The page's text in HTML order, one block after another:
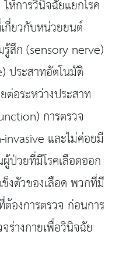
การวินิจฉัยแยกโรค
กี่ยวกับหน่วยยนต์
สึก (sensory nerve)
ประสาทอัตโนมัติ
อระหว่างประสาท
การตรวจ
และไม่ค่อยมี
ป่วยที่มีโรคเลือดออก
งตัวของเลือด พวกที่มี
องการตรวจ ก่อนการ
ร่างกายเพื่อวินิจฉัย